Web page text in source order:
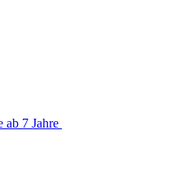
ab 7 Jahre